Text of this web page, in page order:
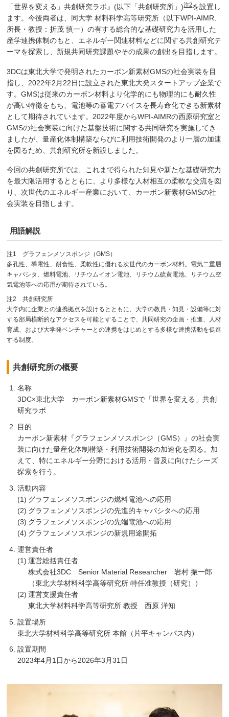
「世界を変える」共創研究ラボ』(以下「共創研究所」)注2を設置し
ます。今後両者は、同大学 材料科学高等研究所（以下WPI-AIMR、
所長・教授：折茂 慎一）の有する総合的な基礎研究力を活用した
産学連携体制のもと、エネルギー関連材料などに関する共創研究テ
ーマを探索し、新規共同研究課題やその成果の創出を目指します。
3DCは東北大学で発明されたカーボン新素材GMSの社会実装を目
指し、2022年2月22日に設立された東北大発スタートアップ企業で
す。GMSは従来のカーボン材料より化学的にも物理的にも耐久性
が高い特徴をもち、電池等の蓄電デバイスを長寿命化できる新素材
として期待されています。2022年度からWPI-AIMRの西原研究室と
GMSの社会実装に向けた基盤技術に関する共同研究を実施してき
ましたが、量産化体制構築ならびに利用技術開発のより一層の加速
を図るため、共創研究所を新設しました。
今回の共創研究所では、これまで得られた知見や新たな基礎研究力
を最大限活用するとともに、より多様な人材相互の柔軟な交流を図
り、次世代のエネルギー産業において、カーボン新素材GMSの社
会実装を目指します。
用語解説
注1 グラフェンメソスポンジ（GMS）
多孔性、導電性、耐食性、柔軟性に優れる次世代のカーボン材料。電気二重層
キャパシタ、燃料電池、リチウムイオン電池、リチウム硫黄電池、リチウム空
気電池等への応用が期待されている。
注2 共創研究所
大学内に企業との連携拠点を設けるとともに、大学の教員・知見・設備等に対
する部局横断的なアクセスを可能とすることで、共同研究の企画・推進、人材
育成、および大学発ベンチャーとの連携をはじめとする多様な連携活動を促進
する制度。
共創研究所の概要
名称
3DC×東北大学 カーボン新素材GMSで「世界を変える」共創
研究ラボ
目的
カーボン新素材『グラフェンメソスポンジ（GMS）』の社会実
装に向けた量産化体制構築・利用技術開発の加速化を図る。加
えて、特にエネルギー分野における活用・普及に向けたシーズ
探索を行う。
活動内容
グラフェンメソスポンジの燃料電池への応用
グラフェンメソスポンジの先進的キャパシタへの応用
グラフェンメソスポンジの先端電池への応用
グラフェンメソスポンジの新規用途開拓
運営責任者
運営総括責任者
株式会社3DC Senior Material Researcher 岩村 振一郎
（東北大学材料科学高等研究所 特任准教授（研究））
運営支援責任者
東北大学材料科学高等研究所 教授 西原 洋知
設置場所
東北大学材料科学高等研究所 本館（片平キャンパス内）
設置期間
2023年4月1日から2026年3月31日